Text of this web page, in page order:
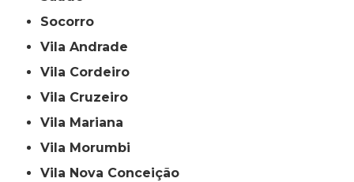
Socorro
Vila Andrade
Vila Cordeiro
Vila Cruzeiro
Vila Mariana
Vila Morumbi
Vila Nova Conceição